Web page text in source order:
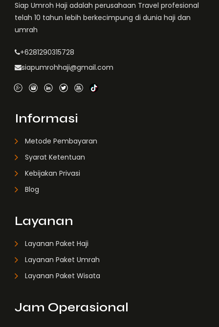
Siap Umroh Haji adalah perusahaan Travel profesional
telah 10 tahun lebih berkecimpung di dunia haji dan
umrah
+6281290315728
siapumrohhaji@gmail.com
Informasi
Metode Pembayaran
Syarat Ketentuan
Kebijakan Privasi
Blog
Layanan
Layanan Paket Haji
Layanan Paket Umrah
Layanan Paket Wisata
Jam Operasional